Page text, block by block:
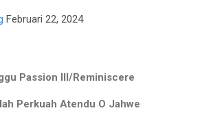
tinggi seperti IM Satria Duta
Ignesias Sihite memiliki kedalaman sku...
Februari 22, 2024
Passion III/Reminiscere
Perkuah Atendu O Jahwe